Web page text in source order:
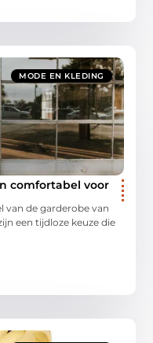
MODE EN KLEDING
comfortabel voor
van de garderobe van
een tijdloze keuze die